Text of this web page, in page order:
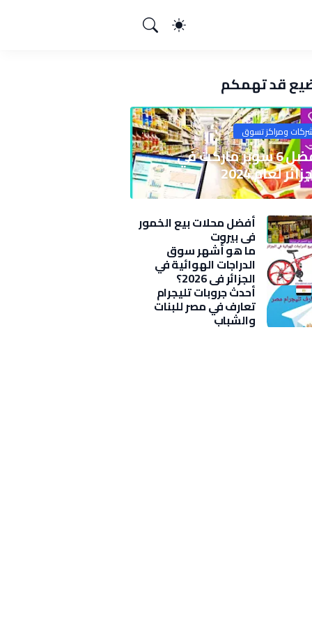
قد تهمكم
ومراكز تسوق
أفضل 6 سوبر ماركت في
لعام 2024
أفضل محلات بيع الخمور
في بيروت
ما هو أشهر سوق
الدراجات الهوائية في
الجزائر في 2026؟
أحدث جروبات تليجرام
تعارف في مصر للبنات
والشباب